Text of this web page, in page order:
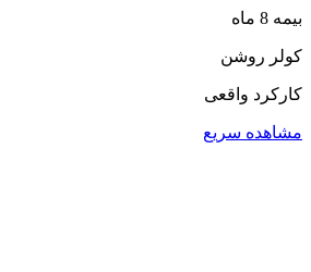
بیمه 8 ماه
کولر روشن
کارکرد واقعی
مشاهده سریع